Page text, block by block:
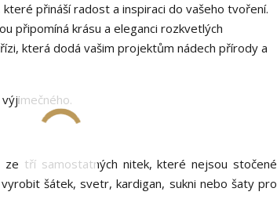
přináší radost a inspiraci do vašeho tvoření.
připomíná krásu a eleganci rozkvetlých
která dodá vašim projektům nádech přírody a
tří samostatných nitek, které nejsou stočené
šátek, svetr, kardigan, sukni nebo šaty pro